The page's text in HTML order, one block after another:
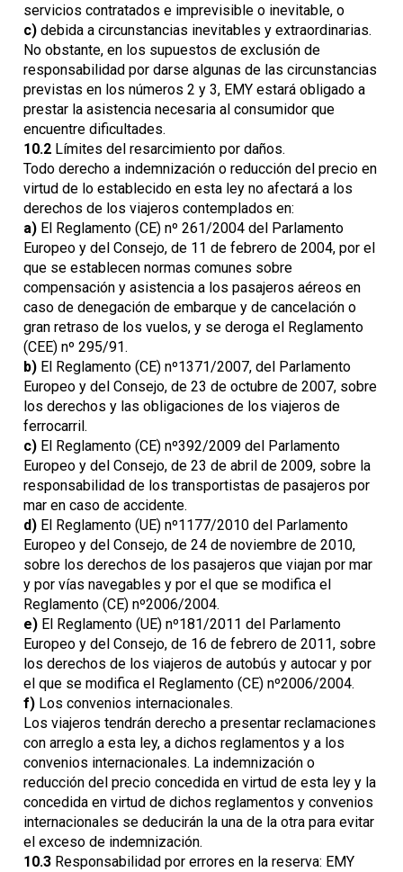
servicios contratados e imprevisible o inevitable, o
c)debida a circunstancias inevitables y extraordinarias.
No obstante, en los supuestos de exclusión de
responsabilidad por darse algunas de las circunstancias
previstas en los números 2 y 3, EMY estará obligado a
prestar la asistencia necesaria al consumidor que
encuentre dificultades.
10.2 Límites del resarcimiento por daños.
Todo derecho a indemnización o reducción del precio en
virtud de lo establecido en esta ley no afectará a los
derechos de los viajeros contemplados en:
a) El Reglamento (CE) nº 261/2004 del Parlamento
Europeo y del Consejo, de 11 de febrero de 2004, por el
que se establecen normas comunes sobre
compensación y asistencia a los pasajeros aéreos en
caso de denegación de embarque y de cancelación o
gran retraso de los vuelos, y se deroga el Reglamento
(CEE) nº 295/91.
b) El Reglamento (CE) nº1371/2007, del Parlamento
Europeo y del Consejo, de 23 de octubre de 2007, sobre
los derechos y las obligaciones de los viajeros de
ferrocarril.
c) El Reglamento (CE) nº392/2009 del Parlamento
Europeo y del Consejo, de 23 de abril de 2009, sobre la
responsabilidad de los transportistas de pasajeros por
mar en caso de accidente.
d) El Reglamento (UE) nº1177/2010 del Parlamento
Europeo y del Consejo, de 24 de noviembre de 2010,
sobre los derechos de los pasajeros que viajan por mar
y por vías navegables y por el que se modifica el
Reglamento (CE) nº2006/2004.
e) El Reglamento (UE) nº181/2011 del Parlamento
Europeo y del Consejo, de 16 de febrero de 2011, sobre
los derechos de los viajeros de autobús y autocar y por
el que se modifica el Reglamento (CE) nº2006/2004.
f) Los convenios internacionales.
Los viajeros tendrán derecho a presentar reclamaciones
con arreglo a esta ley, a dichos reglamentos y a los
convenios internacionales. La indemnización o
reducción del precio concedida en virtud de esta ley y la
concedida en virtud de dichos reglamentos y convenios
internacionales se deducirán la una de la otra para evitar
el exceso de indemnización.
10.3 Responsabilidad por errores en la reserva: EMY